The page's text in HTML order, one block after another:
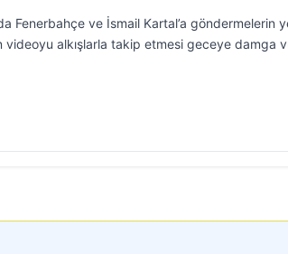
Fenerbahçe ve İsmail Kartal’a göndermelerin
videoyu alkışlarla takip etmesi geceye damga